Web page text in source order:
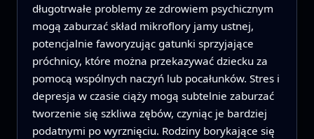
długotrwałe problemy ze zdrowiem psychicznym
mogą zaburzać skład mikroflory jamy ustnej,
potencjalnie faworyzując gatunki sprzyjające
próchnicy, które można przekazywać dziecku za
pomocą wspólnych naczyń lub pocałunków. Stres i
depresja w czasie ciąży mogą subtelnie zaburzać
tworzenie się szkliwa zębów, czyniąc je bardziej
podatnymi po wyrznięciu. Rodziny borykające się